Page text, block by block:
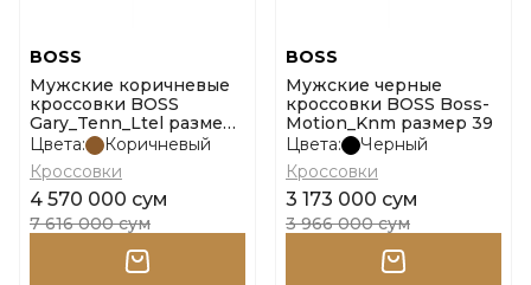
BOSS
Мужские коричневые
кроссовки BOSS
Gary_Tenn_Ltel размер
40
Цвета:
Коричневый
Кроссовки
4 570 000 сум
7 616 000 сум
BOSS
Мужские черные
кроссовки BOSS Boss-
Motion_Knm размер 39
Цвета:
Черный
Кроссовки
3 173 000 сум
3 966 000 сум